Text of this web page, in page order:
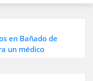
en Bañado de
un médico